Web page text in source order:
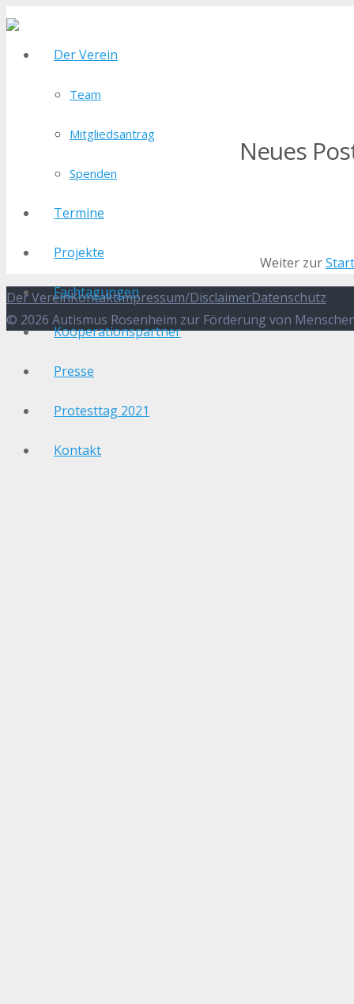
Der Verein
Team
Mitgliedsantrag
Spenden
Termine
Projekte
Fachtagungen
Kooperationspartner
Presse
Protesttag 2021
Kontakt
Neues
Weiter zur
Der VereinKontaktImpressum/DisclaimerDatenschutz
© 2026 Autismus Rosenheim zur Förderung von